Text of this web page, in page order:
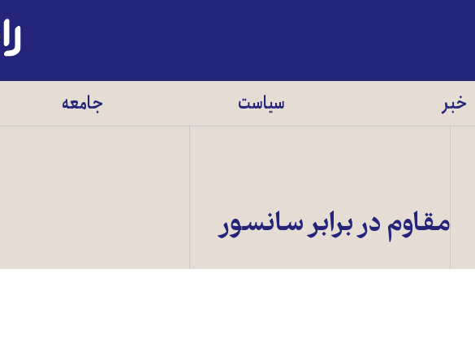
رادیو
زمانه
خبر سیاست جامعه
مقاوم در برابر سانسور